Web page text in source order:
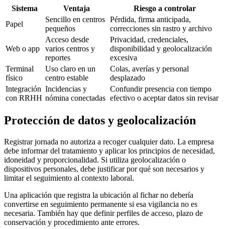
Sistema Ventaja
Riesgo a controlar
Papel
Sencillo en centros
pequeños
Pérdida, firma anticipada,
correcciones sin rastro y archivo
Web o app
Acceso desde
varios centros y
reportes
Privacidad, credenciales,
disponibilidad y geolocalización
excesiva
Terminal
físico
Uso claro en un
centro estable
Colas, averías y personal
desplazado
Integración
con RRHH
Incidencias y
nómina conectadas
Confundir presencia con tiempo
efectivo o aceptar datos sin revisar
Protección de datos y geolocalización
Registrar jornada no autoriza a recoger cualquier dato. La empresa
debe informar del tratamiento y aplicar los principios de necesidad,
idoneidad y proporcionalidad. Si utiliza geolocalización o
dispositivos personales, debe justificar por qué son necesarios y
limitar el seguimiento al contexto laboral.
Una aplicación que registra la ubicación al fichar no debería
convertirse en seguimiento permanente si esa vigilancia no es
necesaria. También hay que definir perfiles de acceso, plazo de
conservación y procedimiento ante errores.